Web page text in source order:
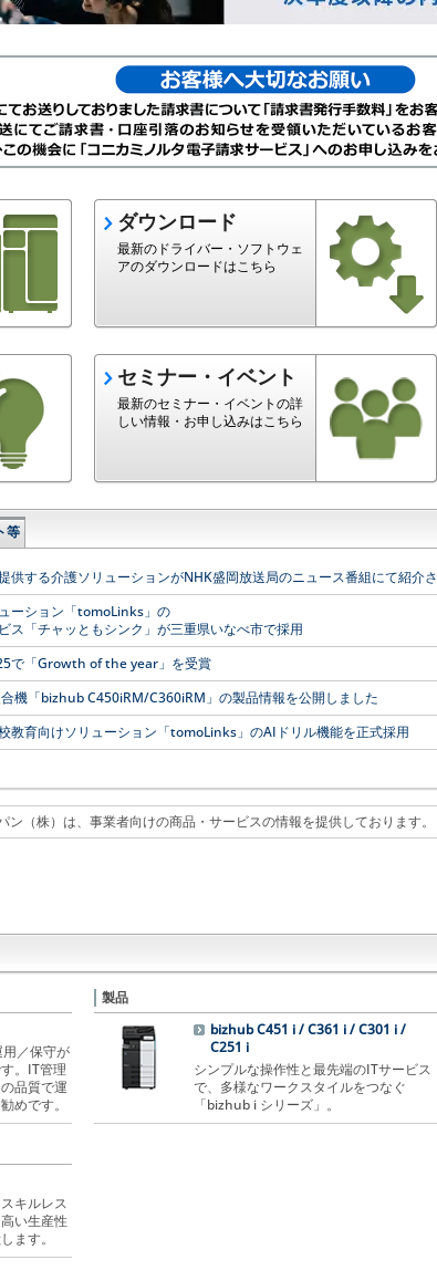
ダウンロード
最新のドライバー・ソフトウェ
アのダウンロードはこちら
セミナー・イベント
最新のセミナー・イベントの詳
しい情報・お申し込みはこちら
等
供する介護ソリューションがNHK盛岡放送局のニュース番組にて紹介
ーション「tomoLinks」の
ス「チャッともシンク」が三重県いなべ市で採用
で「Growth of the year」を受賞
機「bizhub C450iRM/C360iRM」の製品情報を公開しました
教育向けソリューション「tomoLinks」のAIドリル機能を正式採用
ン（株）は、事業者向けの商品・サービスの情報を提供しております。
／保守が
。IT管理
品質で運
めです。
製品
bizhub C451 i / C361 i / C301 i /
C251 i
シンプルな操作性と最先端のITサービス
で、多様なワークスタイルをつなぐ
「bizhub i シリーズ」。
キルレス
い生産性
ます。